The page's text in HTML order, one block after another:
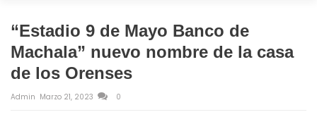
“Estadio 9 de Mayo Banco de
Machala” nuevo nombre de la casa
de los Orenses
Admin Marzo 21, 2023 0